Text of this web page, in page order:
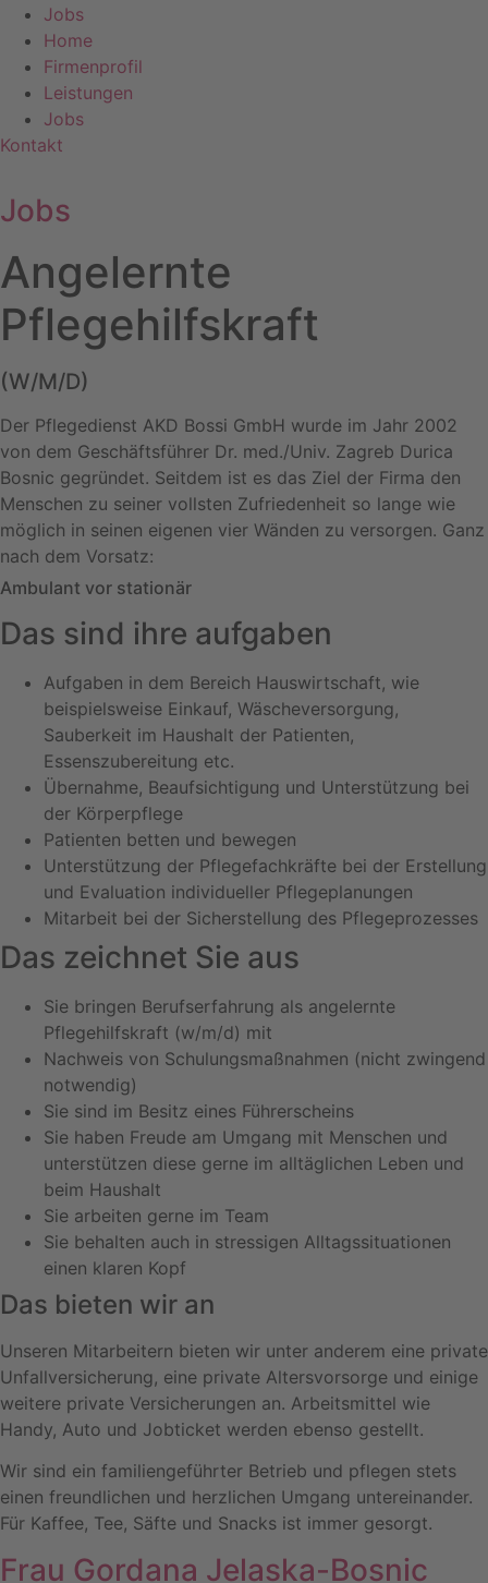
Jobs
Home
Firmenprofil
Leistungen
Jobs
Kontakt
Jobs
Angelernte
Pflegehilfskraft
(W/M/D)
Der Pflegedienst AKD Bossi GmbH wurde im Jahr 2002
von dem Geschäftsführer Dr. med./Univ. Zagreb Durica
Bosnic gegründet. Seitdem ist es das Ziel der Firma den
Menschen zu seiner vollsten Zufriedenheit so lange wie
möglich in seinen eigenen vier Wänden zu versorgen. Ganz
nach dem Vorsatz:
Ambulant vor stationär
Das sind ihre aufgaben
Aufgaben in dem Bereich Hauswirtschaft, wie
beispielsweise Einkauf, Wäscheversorgung,
Sauberkeit im Haushalt der Patienten,
Essenszubereitung etc.
Übernahme, Beaufsichtigung und Unterstützung bei
der Körperpflege
Patienten betten und bewegen
Unterstützung der Pflegefachkräfte bei der Erstellung
und Evaluation individueller Pflegeplanungen
Mitarbeit bei der Sicherstellung des Pflegeprozesses
Das zeichnet Sie aus
Sie bringen Berufserfahrung als angelernte
Pflegehilfskraft (w/m/d) mit
Nachweis von Schulungsmaßnahmen (nicht zwingend
notwendig)
Sie sind im Besitz eines Führerscheins
Sie haben Freude am Umgang mit Menschen und
unterstützen diese gerne im alltäglichen Leben und
beim Haushalt
Sie arbeiten gerne im Team
Sie behalten auch in stressigen Alltagssituationen
einen klaren Kopf
Das bieten wir an
Unseren Mitarbeitern bieten wir unter anderem eine private
Unfallversicherung, eine private Altersvorsorge und einige
weitere private Versicherungen an. Arbeitsmittel wie
Handy, Auto und Jobticket werden ebenso gestellt.
Wir sind ein familiengeführter Betrieb und pflegen stets
einen freundlichen und herzlichen Umgang untereinander.
Für Kaffee, Tee, Säfte und Snacks ist immer gesorgt.
Frau Gordana Jelaska-Bosnic